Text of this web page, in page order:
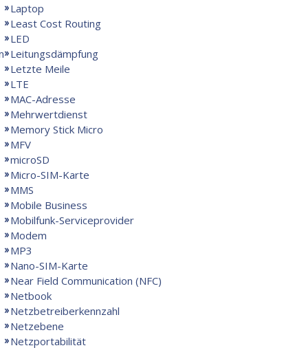
Laptop
Least Cost Routing
LED
Leitungsdämpfung
Letzte Meile
LTE
MAC-Adresse
Mehrwertdienst
Memory Stick Micro
MFV
microSD
Micro-SIM-Karte
MMS
Mobile Business
Mobilfunk-Serviceprovider
Modem
MP3
Nano-SIM-Karte
Near Field Communication (NFC)
Netbook
Netzbetreiberkennzahl
Netzebene
Netzportabilität